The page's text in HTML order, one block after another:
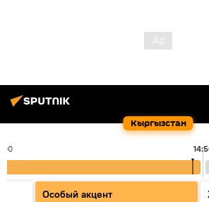
Кыргызстан
Особый акцент